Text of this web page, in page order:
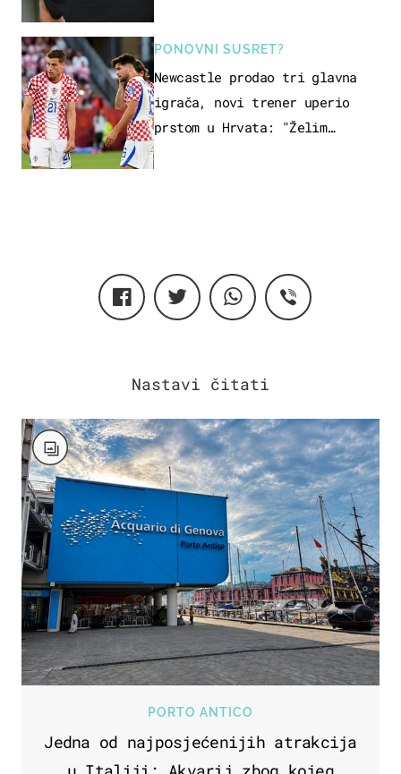
PONOVNI SUSRET?
Newcastle prodao tri glavna
igrača, novi trener uperio
prstom u Hrvata: "Želim
PORTO ANTICO
Jedna od najposjećenijih atrakcija